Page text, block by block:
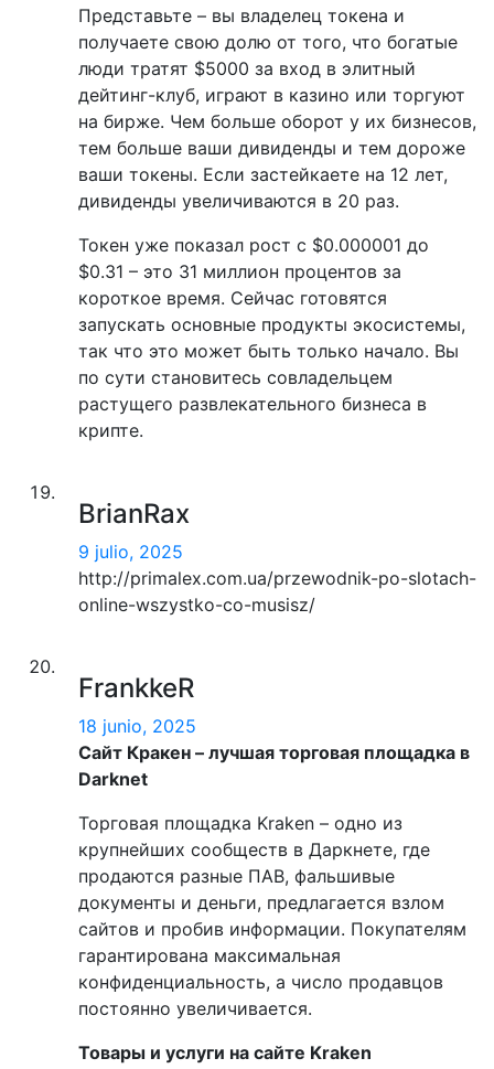
Представьте – вы владелец токена и
получаете свою долю от того, что богатые
люди тратят $5000 за вход в элитный
дейтинг-клуб, играют в казино или торгуют
на бирже. Чем больше оборот у их бизнесов,
тем больше ваши дивиденды и тем дороже
ваши токены. Если застейкаете на 12 лет,
дивиденды увеличиваются в 20 раз.
Токен уже показал рост с $0.000001 до
$0.31 – это 31 миллион процентов за
короткое время. Сейчас готовятся
запускать основные продукты экосистемы,
так что это может быть только начало. Вы
по сути становитесь совладельцем
растущего развлекательного бизнеса в
крипте.
BrianRax
9 julio, 2025
http://primalex.com.ua/przewodnik-po-slotach-
online-wszystko-co-musisz/
FrankkeR
18 junio, 2025
Сайт Кракен – лучшая торговая площадка в
Darknet
Торговая площадка Kraken – одно из
крупнейших сообществ в Даркнете, где
продаются разные ПАВ, фальшивые
документы и деньги, предлагается взлом
сайтов и пробив информации. Покупателям
гарантирована максимальная
конфиденциальность, а число продавцов
постоянно увеличивается.
Товары и услуги на сайте Kraken